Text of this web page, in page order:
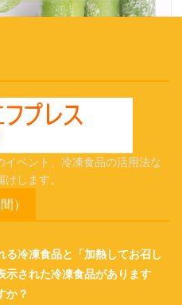
ベント、冷凍食品の活用法な
します。
）
る冷凍食品と「加熱してお召し
示された冷凍食品があります
か？